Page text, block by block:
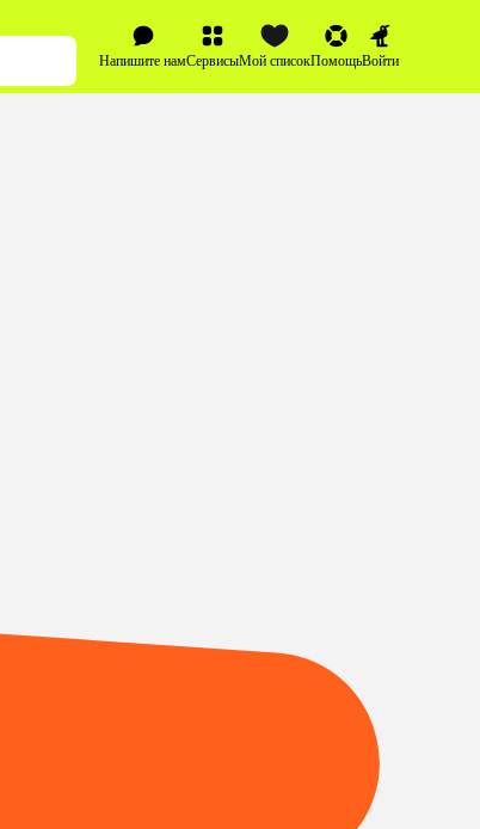
Напишите намСервисыМой списокПомощьВойти